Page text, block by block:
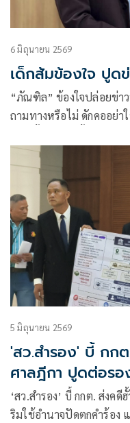
6 มิถุนายน 2569
เด็กส้มข้องใจ ปู
“ภัณฑิล” ข้องใจปล่อยข่า
ถามทางหรือไม่ ดักคออย่
5 มิถุนายน 2569
'สว.สำรอง' บี้ กก
ศาลฎีกา ปูดต่อร
ละ2คน
‘สว.สำรอง’ บี้ กกต. ส่งค
ริมใช้อำนาจปัดตกคำร้อง